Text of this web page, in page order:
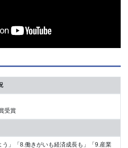
受賞
う」「8.働きがいも経済成長も」「9.産業